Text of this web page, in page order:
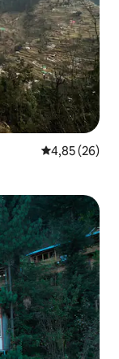
4,85 de uma
4,85 (26)